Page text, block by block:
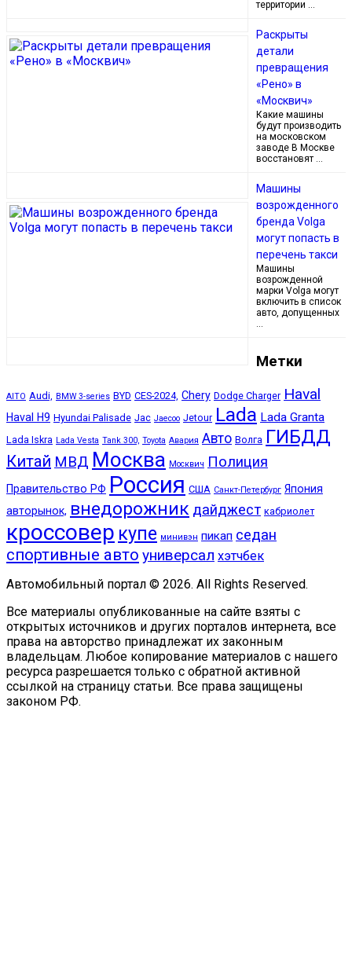
территории …
Раскрыты
детали
превращения
«Рено» в
«Москвич»
Какие машины
будут производить
на московском
заводе В Москве
восстановят …
Машины
возрожденного
бренда Volga
могут попасть в
перечень такси
Машины
возрожденной
марки Volga могут
включить в список
авто, допущенных
…
Метки
AITO Audi, BMW 3-series BYD CES-2024, Chery Dodge Charger Haval
Haval H9 Hyundai Palisade Jac Jaecoo Jetour Lada Lada Granta
Lada Iskra Lada Vesta Tank 300, Toyota Авария Авто Волга ГИБДД
Китай МВД Москва Москвич Полиция
Правительство РФ Россия США Санкт-Петербург Япония
авторынок, внедорожник дайджест кабриолет
кроссовер купе минивэн пикап седан
спортивные авто универсал хэтчбек
Автомобильный портал © 2026. All Rights Reserved.
Все материалы опубликованные на сайте взяты с
открытых источников и других порталов интернета, все
права на авторство принадлежат их законным
владельцам. Любое копирование материалов с нашего
ресурса разрешается только с обратной активной
ссылкой на страницу статьи. Все права защищены
законом РФ.